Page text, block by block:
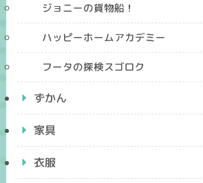
ジョニーの貨物船！
ハッピーホームアカデミー
フータの探検スゴロク
ずかん
家具
衣服